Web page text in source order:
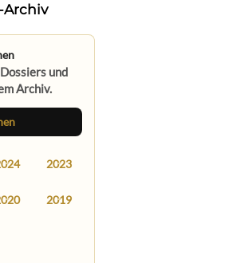
Archiv
und
Archiv.
2023
2019